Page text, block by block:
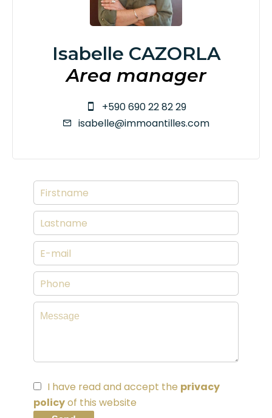
Isabelle CAZORLA
Area manager
+590 690 22 82 29
isabelle@immoantilles.com
I have read and accept the privacy
policyof this website